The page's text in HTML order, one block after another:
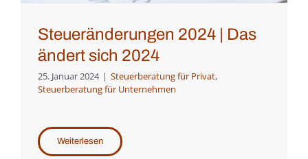
Steueränderungen 2024 | Das
ändert sich 2024
25. Januar 2024 | Steuerberatung für Privat,
Steuerberatung für Unternehmen
Weiterlesen